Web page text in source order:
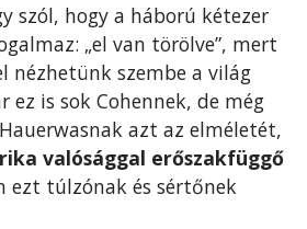
szól, hogy a háború kétezer
„el van törölve”, mert
nézhetünk szembe a világ
ez is sok Cohennek, de még
azt az elméletét,
valósággal erőszakfüggő
ezt túlzónak és sértőnek